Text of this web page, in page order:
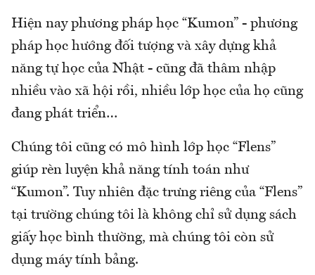
Hiện nay phương pháp học “Kumon” - phương
pháp học hướng đối tượng và xây dựng khả
năng tự học của Nhật - cũng đã thâm nhập
nhiều vào xã hội rồi, nhiều lớp học của họ cũng
đang phát triển…
Chúng tôi cũng có mô hình lớp học “Flens”
giúp rèn luyện khả năng tính toán như
“Kumon”. Tuy nhiên đặc trưng riêng của “Flens”
tại trường chúng tôi là không chỉ sử dụng sách
giấy học bình thường, mà chúng tôi còn sử
dụng máy tính bảng.